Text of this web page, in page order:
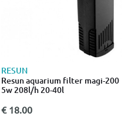
RESUN
Resun aquarium filter magi-200
5w 208l/h 20-40l
€ 18.00